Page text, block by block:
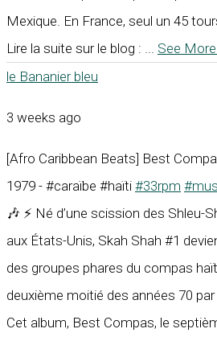
Mexique. En France, seul un 45
Lire la suite sur le blog :
See More
le Bananier bleu
3 weeks ago
[Afro Caribbean Beats] Best
1979 - #caraïbe #haïti #33rpm
🎶 ⚡ Né d’une scission des Shleu-
aux États-Unis, Skah Shah #1
des groupes phares du compas
deuxième moitié des années 70
Cet album, Best Compas, le